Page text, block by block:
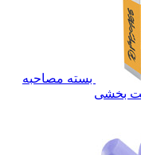
بسته مصاحبه
بخشی